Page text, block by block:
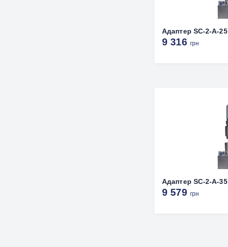
Адаптер SC-2-A-25
9 316 грн
Адаптер SC-2-A-35
9 579 грн